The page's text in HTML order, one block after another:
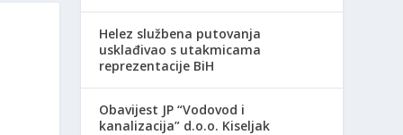
Helez službena putovanja
usklađivao s utakmicama
reprezentacije BiH
Obavijest JP “Vodovod i
kanalizacija” d.o.o. Kiseljak